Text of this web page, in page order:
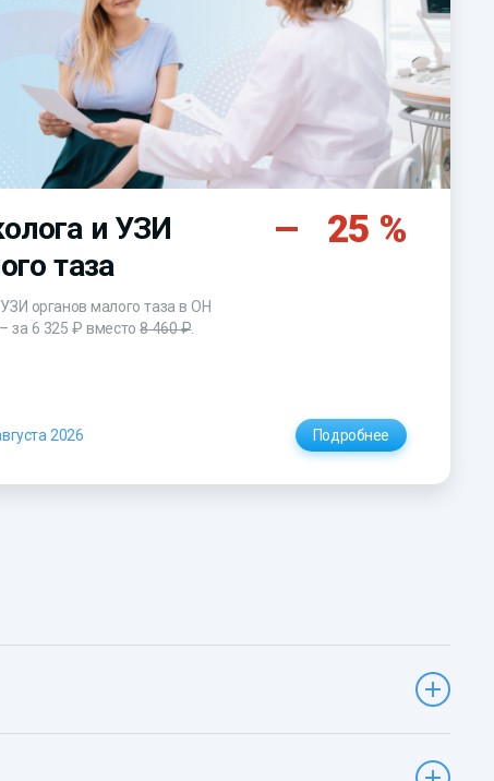
и УЗИ
таза
25 %
органов малого таза в ОН
за 6 325 ₽ вместо8 460 ₽.
2026 Подробнее